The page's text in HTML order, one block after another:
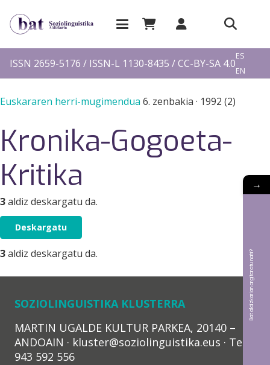
ISSN 2659-5176 / ISSN-L 1130-8435 / CC-BY-SA 4.0
ES
EN
Euskararen herri-mugimendua 6. zenbakia · 1992 (2)
Kronika-Gogoeta-
Kritika
3aldiz deskargatu da.
Deskargatu
3aldiz deskargatu da.
SOZIOLINGUISTIKA KLUSTERRA
MARTIN UGALDE KULTUR PARKEA, 20140 –
ANDOAIN · kluster@soziolinguistika.eus · Tel.:
943 592 556
→
Bat aldizkarian argitaratu nahi?